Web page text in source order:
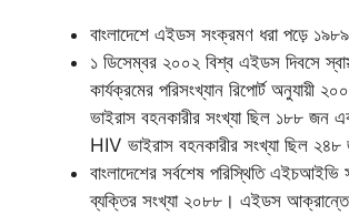
বাংলাদেশে এইডস সংক্রমণ ধরা পড়ে
১ ডিসেম্বর ২০০২ বিশ্ব এইডস দিবসে
কার্যক্রমের পরিসংখ্যান রিপোর্ট অনুযায়ী
ভাইরাস বহনকারীর সংখ্যা ছিল ১৮৮ জন
HIV ভাইরাস বহনকারীর সংখ্যা ছিল
বাংলাদেশের সর্বশেষ পরিস্থিতি এইচআইভি
ব্যক্তির সংখ্যা ২০৮৮। এইডস